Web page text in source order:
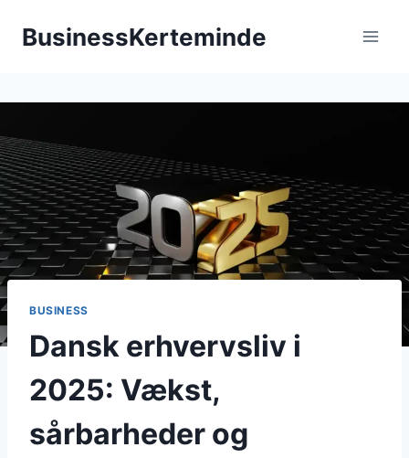
BusinessKerteminde
BUSINESS
Dansk erhvervsliv i
2025: Vækst,
sårbarheder og